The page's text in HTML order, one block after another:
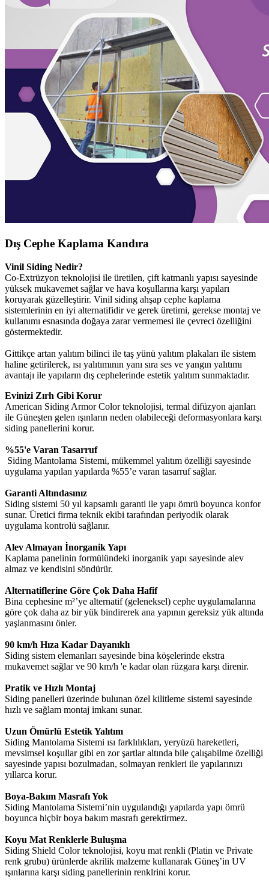
Dış Cephe Kaplama Kandıra
Vinil Siding Nedir?
Co-Extrüzyon teknolojisi ile üretilen, çift katmanlı yapısı sayesinde
yüksek mukavemet sağlar ve hava koşullarına karşı yapıları
koruyarak güzelleştirir. Vinil siding ahşap cephe kaplama
sistemlerinin en iyi alternatifidir ve gerek üretimi, gerekse montaj ve
kullanımı esnasında doğaya zarar vermemesi ile çevreci özelliğini
göstermektedir.
Gittikçe artan yalıtım bilinci ile taş yünü yalıtım plakaları ile sistem
haline getirilerek, ısı yalıtımının yanı sıra ses ve yangın yalıtımı
avantajı ile yapıların dış cephelerinde estetik yalıtım sunmaktadır.
Evinizi Zırh Gibi Korur
American Siding Armor Color teknolojisi, termal difüzyon ajanları
ile Güneşten gelen ışınların neden olabileceği deformasyonlara karşı
siding panellerini korur.
%55'e Varan Tasarruf
Siding Mantolama Sistemi, mükemmel yalıtım özelliği sayesinde
uygulama yapılan yapılarda %55’e varan tasarruf sağlar.
Garanti Altındasınız
Siding sistemi 50 yıl kapsamlı garanti ile yapı ömrü boyunca konfor
sunar. Üretici firma teknik ekibi tarafından periyodik olarak
uygulama kontrolü sağlanır.
Alev Almayan İnorganik Yapı
Kaplama panelinin formülündeki inorganik yapı sayesinde alev
almaz ve kendisini söndürür.
Alternatiflerine Göre Çok Daha Hafif
Bina cephesine m²’ye alternatif (geleneksel) cephe uygulamalarına
göre çok daha az bir yük bindirerek ana yapının gereksiz yük altında
yaşlanmasını önler.
90 km/h Hıza Kadar Dayanıklı
Siding sistem elemanları sayesinde bina köşelerinde ekstra
mukavemet sağlar ve 90 km/h 'e kadar olan rüzgara karşı direnir.
Pratik ve Hızlı Montaj
Siding panelleri üzerinde bulunan özel kilitleme sistemi sayesinde
hızlı ve sağlam montaj imkanı sunar.
Uzun Ömürlü Estetik Yalıtım
Siding Mantolama Sistemi ısı farklılıkları, yeryüzü hareketleri,
mevsimsel koşullar gibi en zor şartlar altında bile çalışabilme özelliği
sayesinde yapısı bozulmadan, solmayan renkleri ile yapılarınızı
yıllarca korur.
Boya-Bakım Masrafı Yok
Siding Mantolama Sistemi’nin uygulandığı yapılarda yapı ömrü
boyunca hiçbir boya bakım masrafı gerektirmez.
Koyu Mat Renklerle Buluşma
Siding Shield Color teknolojisi, koyu mat renkli (Platin ve Private
renk grubu) ürünlerde akrilik malzeme kullanarak Güneş’in UV
ışınlarına karşı siding panellerinin renklrini korur.